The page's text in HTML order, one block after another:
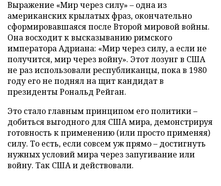
Выражение «Мир через силу» – одна из
американских крылатых фраз, окончательно
сформировавшаяся после Второй мировой войны.
Она восходит к высказыванию римского
императора Адриана: «Мир через силу, а если не
получится, мир через войну». Этот лозунг в США
не раз использовали республиканцы, пока в 1980
году его не поднял на щит кандидат в
президенты Рональд Рейган.
Это стало главным принципом его политики –
добиться выгодного для США мира, демонстрируя
готовность к применению (или просто применяя)
силу. То есть, если совсем уж прямо – достигнуть
нужных условий мира через запугивание или
войну. Так США и действовали.